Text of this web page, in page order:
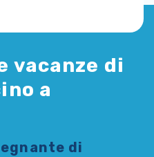
vacanze di
a
di